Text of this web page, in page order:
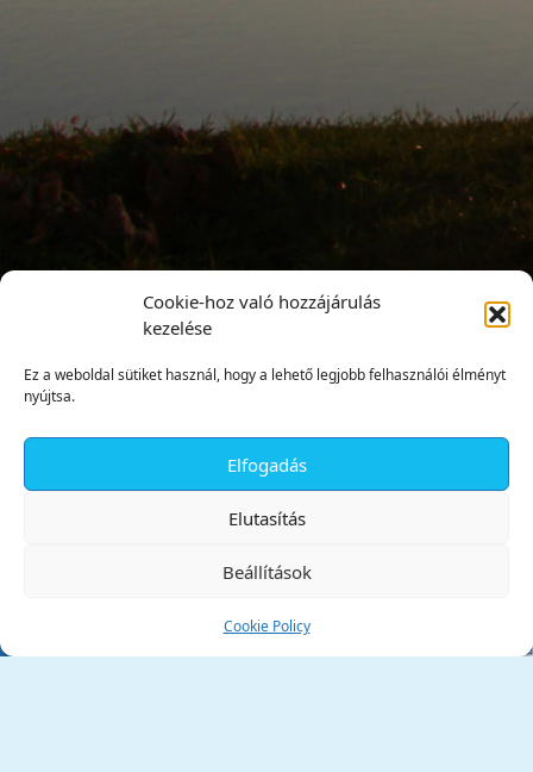
Cookie-hoz való hozzájárulás
kezelése
Ez a weboldal sütiket használ, hogy a lehető legjobb felhasználói élményt
nyújtsa.
Elfogadás
Elutasítás
Beállítások
Cookie Policy
Tata Város Önkormányzata
✕